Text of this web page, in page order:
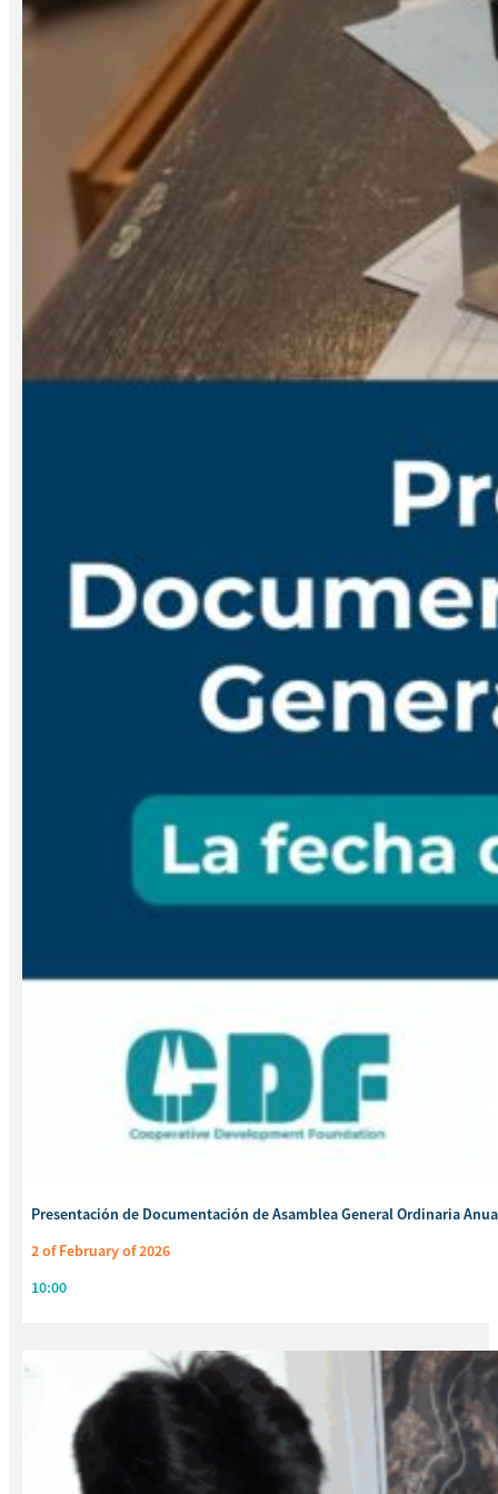
Presentación de Documentación de Asamblea General Ordinaria
2 of February of 2026
10:00